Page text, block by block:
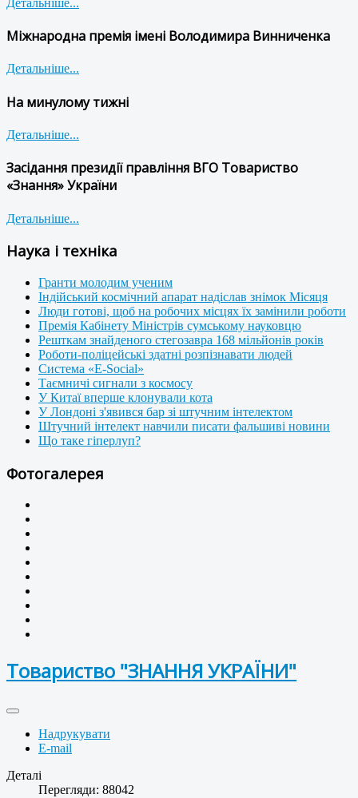
Детальніше...
Міжнародна премія імені Володимира Винниченка
Детальніше...
На минулому тижні
Детальніше...
Засідання президії правління ВГО Товариство
«Знання» України
Детальніше...
Наука і техніка
Гранти молодим ученим
Індійський космічний апарат надіслав знімок Місяця
Люди готові, щоб на робочих місцях їх замінили роботи
Премія Кабінету Міністрів сумському науковцю
Решткам знайденого стегозавра 168 мільйонів років
Роботи-поліцейські здатні розпізнавати людей
Система «E-Social»
Таємничі сигнали з космосу
У Китаї вперше клонували кота
У Лондоні з'явився бар зі штучним інтелектом
Штучний інтелект навчили писати фальшиві новини
Що таке гіперлуп?
Фотогалерея
Товариство "ЗНАННЯ УКРАЇНИ"
Надрукувати
E-mail
Деталі
Перегляди: 88042